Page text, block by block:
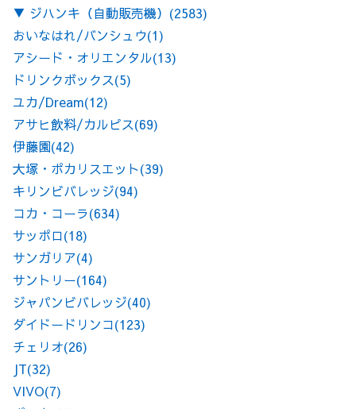
▼ ジハンキ（自動販売機） (2583)
おいなはれ/バンシュウ(1)
アシード・オリエンタル(13)
ドリンクボックス(5)
ユカ/Dream(12)
アサヒ飲料/カルピス(69)
伊藤園(42)
大塚・ポカリスエット(39)
キリンビバレッジ(94)
コカ・コーラ(634)
サッポロ(18)
サンガリア(4)
サントリー(164)
ジャパンビバレッジ(40)
ダイドードリンコ(123)
チェリオ(26)
JT(32)
VIVO(7)